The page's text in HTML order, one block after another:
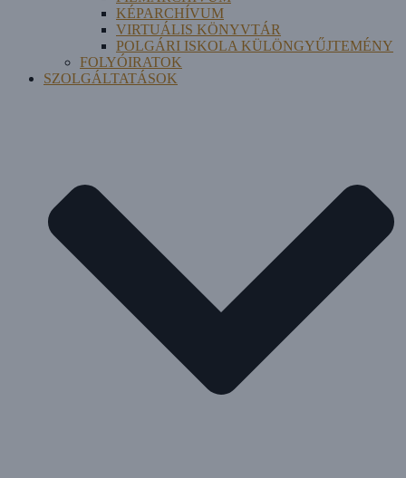
KÉPARCHÍVUM
VIRTUÁLIS KÖNYVTÁR
POLGÁRI ISKOLA KÜLÖNGYŰJTEMÉNY
FOLYÓIRATOK
SZOLGÁLTATÁSOK